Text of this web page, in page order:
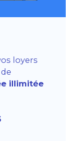
loyers
illimitée